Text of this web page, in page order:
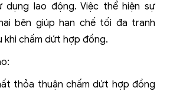
dụng lao động. Việc thể hiện sự
bên giúp hạn chế tối đa tranh
khi chấm dứt hợp đồng.
thỏa thuận chấm dứt hợp đồng